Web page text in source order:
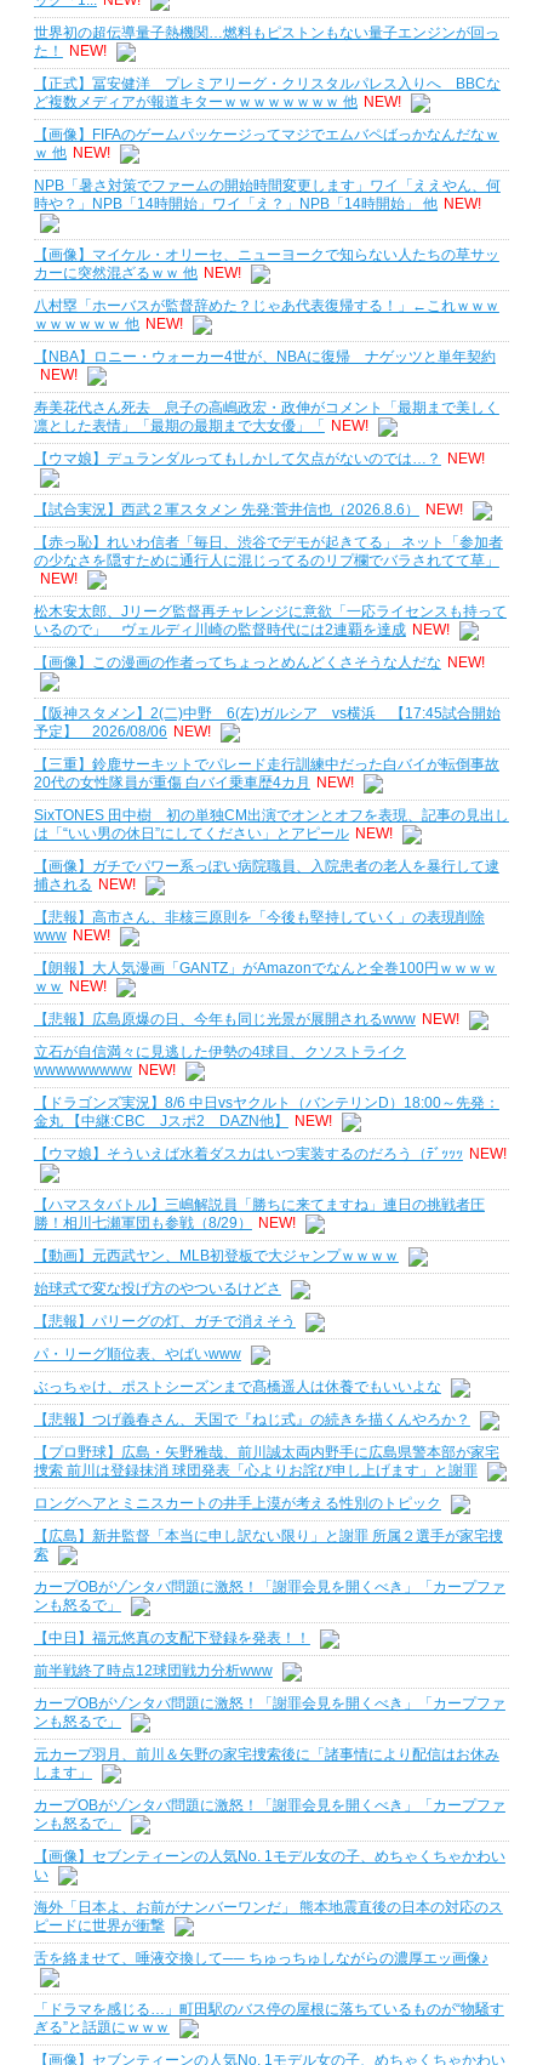
世界初の超伝導量子熱機関…燃料もピストンもない量子エンジンが回っ
た！
NEW!
【正式】冨安健洋 プレミアリーグ・クリスタルパレス入りへ BBCな
ど複数メディアが報道キターｗｗｗｗｗｗｗｗ 他 NEW!
【画像】FIFAのゲームパッケージってマジでエムバペばっかなんだなｗ
ｗ 他 NEW!
NPB「暑さ対策でファームの開始時間変更します」ワイ「ええやん、何
時や？」NPB「14時開始」ワイ「え？」NPB「14時開始」 他 NEW!
【画像】マイケル・オリーセ、ニューヨークで知らない人たちの草サッ
カーに突然混ざるｗｗ 他 NEW!
八村塁「ホーバスが監督辞めた？じゃあ代表復帰する！」←これｗｗｗ
ｗｗｗｗｗｗ 他 NEW!
【NBA】ロニー・ウォーカー4世が、NBAに復帰 ナゲッツと単年契約
NEW!
寿美花代さん死去 息子の高嶋政宏・政伸がコメント「最期まで美しく
凛とした表情」「最期の最期まで大女優」「
NEW!
【ウマ娘】デュランダルってもしかして欠点がないのでは…？
NEW!
【試合実況】西武２軍スタメン 先発:菅井信也（2026.8.6）
NEW!
【赤っ恥】れいわ信者「毎日、渋谷でデモが起きてる」 ネット「参加者
の少なさを隠すために通行人に混じってるのリプ欄でバラされてて草」
NEW!
松木安太郎、Jリーグ監督再チャレンジに意欲「一応ライセンスも持って
いるので」 ヴェルディ川崎の監督時代には2連覇を達成 NEW!
【画像】この漫画の作者ってちょっとめんどくさそうな人だな NEW!
【阪神スタメン】2(二)中野 6(左)ガルシア vs横浜 【17:45試合開始
予定】 2026/08/06 NEW!
【三重】鈴鹿サーキットでパレード走行訓練中だった白バイが転倒事故
20代の女性隊員が重傷 白バイ乗車歴4カ月
NEW!
SixTONES 田中樹 初の単独CM出演でオンとオフを表現、記事の見出し
は「“いい男の休日”にしてください」とアピール NEW!
【画像】ガチでパワー系っぽい病院職員、入院患者の老人を暴行して逮
捕される NEW!
【悲報】高市さん、非核三原則を「今後も堅持していく」の表現削除
www NEW!
【朗報】大人気漫画「GANTZ」がAmazonでなんと全巻100円ｗｗｗｗ
ｗｗ
NEW!
【悲報】広島原爆の日、今年も同じ光景が展開されるwww NEW!
立石が自信満々に見逃した伊勢の4球目、クソストライク
wwwwwwwww NEW!
【ドラゴンズ実況】8/6 中日vsヤクルト（バンテリンD）18:00～先発：
金丸 【中継:CBC Jスポ2 DAZN他】
NEW!
【ウマ娘】そういえば水着ダスカはいつ実装するのだろう（ﾃﾞｯｯｯ NEW!
【ハマスタバトル】三嶋解説員「勝ちに来てますね」連日の挑戦者圧
勝！相川七瀬軍団も参戦（8/29）
NEW!
【動画】元西武ヤン、MLB初登板で大ジャンプｗｗｗｗ
始球式で変な投げ方のやついるけどさ
【悲報】パリーグの灯、ガチで消えそう
パ・リーグ順位表、やばいwww
ぶっちゃけ、ポストシーズンまで髙橋遥人は休養でもいいよな
【悲報】つげ義春さん、天国で『ねじ式』の続きを描くんやろか？
【プロ野球】広島・矢野雅哉、前川誠太両内野手に広島県警本部が家宅
捜索 前川は登録抹消 球団発表「心よりお詫び申し上げます」と謝罪
ロングヘアとミニスカートの井手上漠が考える性別のトピック
【広島】新井監督「本当に申し訳ない限り」と謝罪 所属２選手が家宅捜
索
カープOBがゾンタバ問題に激怒！「謝罪会見を開くべき」「カープファ
ンも怒るで」
【中日】福元悠真の支配下登録を発表！！
前半戦終了時点12球団戦力分析www
カープOBがゾンタバ問題に激怒！「謝罪会見を開くべき」「カープファ
ンも怒るで」
元カープ羽月、前川＆矢野の家宅捜索後に「諸事情により配信はお休み
します」
カープOBがゾンタバ問題に激怒！「謝罪会見を開くべき」「カープファ
ンも怒るで」
【画像】セブンティーンの人気No. 1モデル女の子、めちゃくちゃかわい
い
海外「日本よ、お前がナンバーワンだ」 熊本地震直後の日本の対応のス
ピードに世界が衝撃
舌を絡ませて、唾液交換して── ちゅっちゅしながらの濃厚エッ画像♪
「ドラマを感じる…」町田駅のバス停の屋根に落ちているものが“物騒す
ぎる”と話題にｗｗｗ
【画像】セブンティーンの人気No. 1モデル女の子、めちゃくちゃかわい